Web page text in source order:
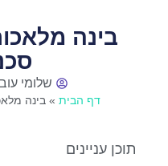
בינה
שלומי
דף הבית » בינה
תוכן עניינים